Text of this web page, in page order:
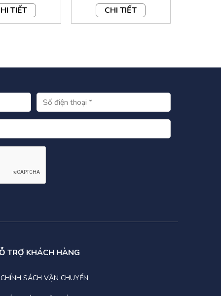
tự động bật / tắt UPS và hệ thống,
TIẾT
CHI TIẾT
TRỢ KHÁCH HÀNG
CHÍNH SÁCH VẬN CHUYỂN